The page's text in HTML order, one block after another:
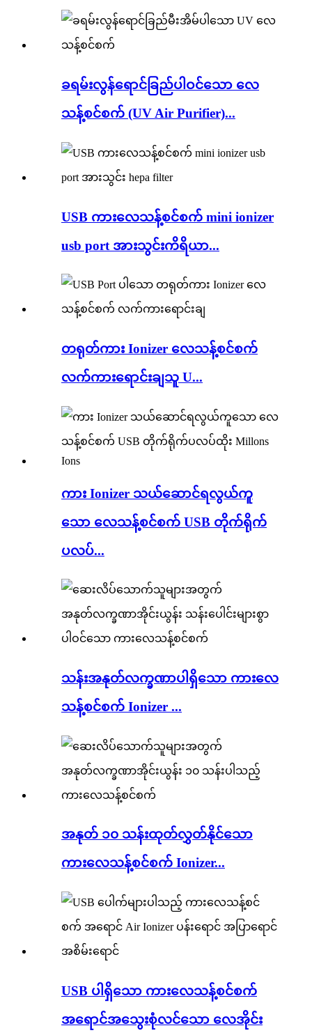
ခရမ်းလွန်ရောင်ခြည်ပါဝင်သော လေ
သန့်စင်စက် (UV Air Purifier)...
USB ကားလေသန့်စင်စက် mini ionizer
usb port အားသွင်းကိရိယာ...
တရုတ်ကား Ionizer လေသန့်စင်စက်
လက်ကားရောင်းချသူ U...
ကား Ionizer သယ်ဆောင်ရလွယ်ကူ
သော လေသန့်စင်စက် USB တိုက်ရိုက်
ပလပ်...
သန်းအနုတ်လက္ခဏာပါရှိသော ကားလေ
သန့်စင်စက် Ionizer ...
အနုတ် ၁၀ သန်းထုတ်လွှတ်နိုင်သော
ကားလေသန့်စင်စက် Ionizer...
USB ပါရှိသော ကားလေသန့်စင်စက်
အရောင်အသွေးစုံလင်သော လေအိုင်း